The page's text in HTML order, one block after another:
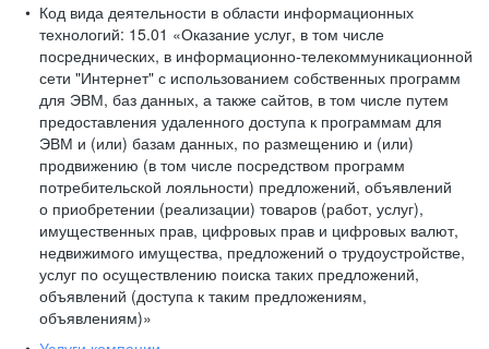
Код вида деятельности в области информационных
технологий: 15.01 «Оказание услуг, в том числе
посреднических, в информационно-телекоммуникационной
сети "Интернет" с использованием собственных программ
для ЭВМ, баз данных, а также сайтов, в том числе путем
предоставления удаленного доступа к программам для
ЭВМ и (или) базам данных, по размещению и (или)
продвижению (в том числе посредством программ
потребительской лояльности) предложений, объявлений
о приобретении (реализации) товаров (работ, услуг),
имущественных прав, цифровых прав и цифровых валют,
недвижимого имущества, предложений о трудоустройстве,
услуг по осуществлению поиска таких предложений,
объявлений (доступа к таким предложениям,
объявлениям)»